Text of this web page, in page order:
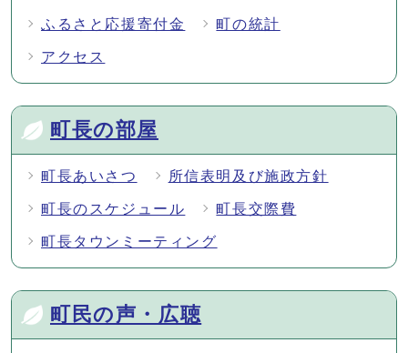
ふるさと応援寄付金 町の統計
アクセス
町長の部屋
町長あいさつ 所信表明及び施政方針
町長のスケジュール 町長交際費
町長タウンミーティング
町民の声・広聴